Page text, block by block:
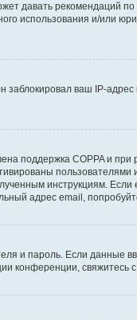
давать рекомендаций
использования и/или
ваш IP-
поддержка COPPA и при
пользователями
инструкциям.
адрес email,
и пароль. Если данные
конференции, свяжитесь